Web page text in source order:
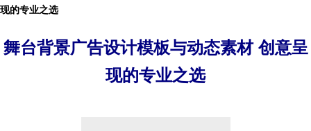
现的专业之选
舞台背景广告设计模板与动态素材 创意呈
现的专业之选